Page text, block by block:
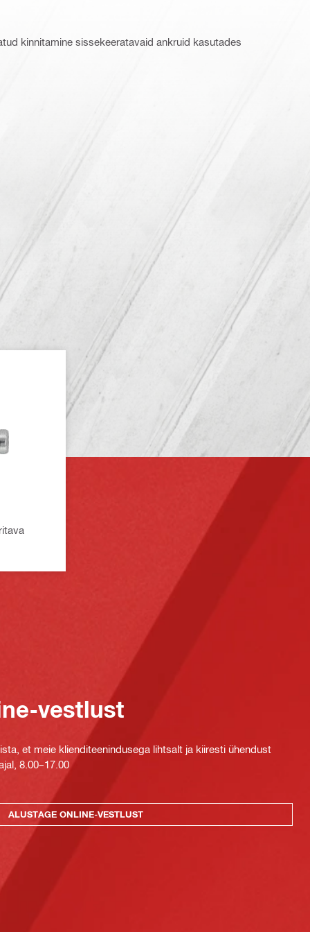
kinnitamine sissekeeratavaid ankruid kasutades
vestlust
et meie klienditeenindusega lihtsalt ja kiiresti ühendust
8.00–17.00
ALUSTAGE ONLINE-VESTLUST